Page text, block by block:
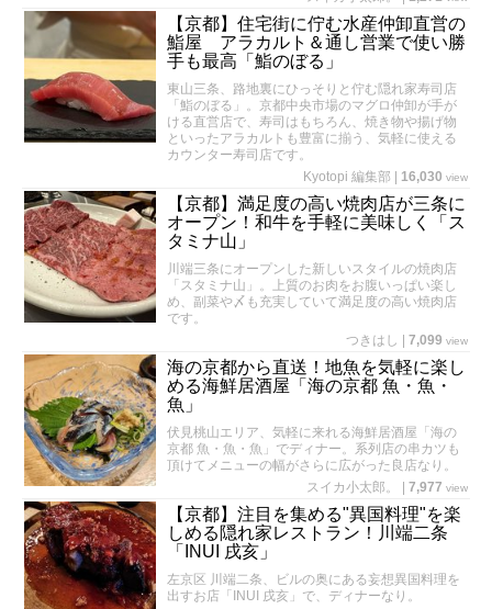
【京都】住宅街に佇む水産仲卸直営の
鮨屋 アラカルト＆通し営業で使い勝
手も最高「鮨のぼる」
東山三条、路地裏にひっそりと佇む隠れ家寿司店
「鮨のぼる」。京都中央市場のマグロ仲卸が手が
ける直営店で、寿司はもちろん、焼き物や揚げ物
といったアラカルトも豊富に揃う、気軽に使える
カウンター寿司店です。
Kyotopi 編集部
16,030 view
【京都】満足度の高い焼肉店が三条に
オープン！和牛を手軽に美味しく「ス
タミナ山」
川端三条にオープンした新しいスタイルの焼肉店
「スタミナ山」。上質のお肉をお腹いっぱい楽し
め、副菜や〆も充実していて満足度の高い焼肉店
です。
つきはし
7,099 view
海の京都から直送！地魚を気軽に楽し
める海鮮居酒屋「海の京都 魚・魚・
魚」
伏見桃山エリア、気軽に来れる海鮮居酒屋「海の
京都 魚・魚・魚」でディナー。系列店の串カツも
頂けてメニューの幅がさらに広がった良店なり。
スイカ小太郎。
7,977 view
【京都】注目を集める"異国料理"を楽
しめる隠れ家レストラン！川端二条
「INUI 戌亥」
左京区 川端二条、ビルの奥にある妄想異国料理を
出すお店「INUI 戌亥」で、ディナーなり。